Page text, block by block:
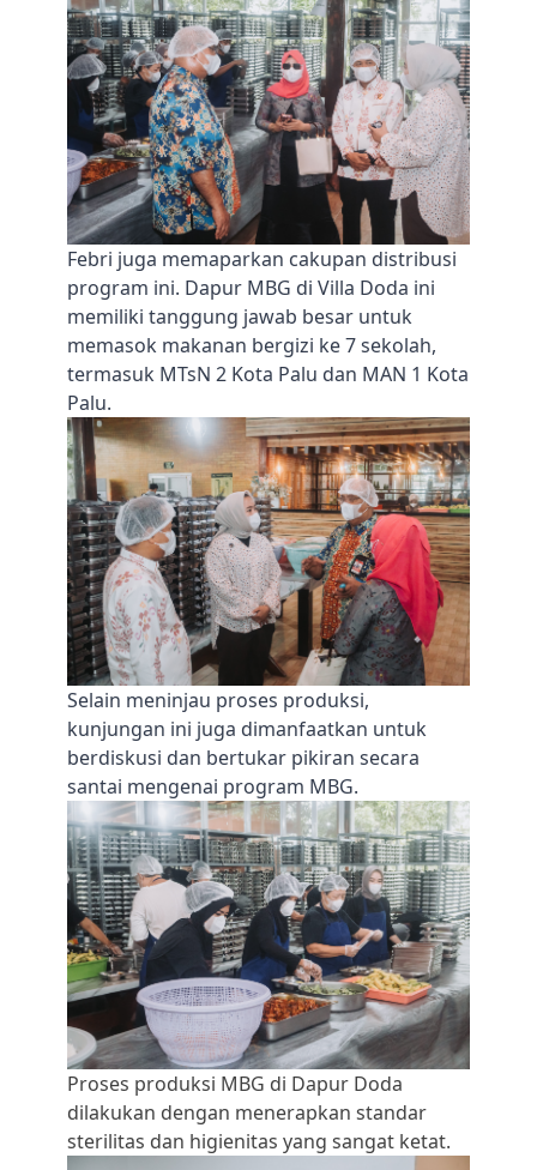
Febri juga memaparkan cakupan distribusi
program ini. Dapur MBG di Villa Doda ini
memiliki tanggung jawab besar untuk
memasok makanan bergizi ke 7 sekolah,
termasuk MTsN 2 Kota Palu dan MAN 1 Kota
Palu.
Selain meninjau proses produksi,
kunjungan ini juga dimanfaatkan untuk
berdiskusi dan bertukar pikiran secara
santai mengenai program MBG.
Proses produksi MBG di Dapur Doda
dilakukan dengan menerapkan standar
sterilitas dan higienitas yang sangat ketat.